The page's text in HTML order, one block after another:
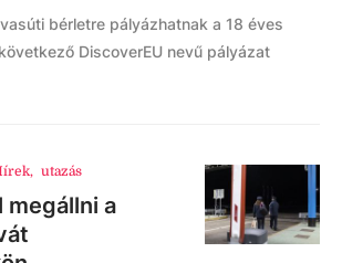
bérletre pályázhatnak a 18 éves
DiscoverEU nevű pályázat
, utazás
megállni a